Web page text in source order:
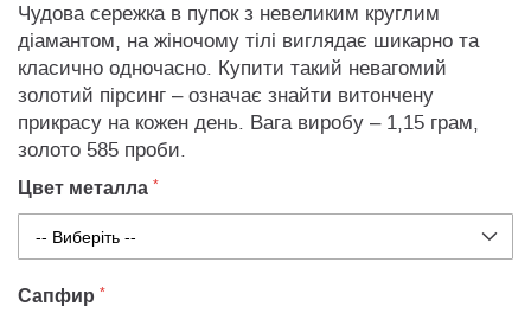
Чудова сережка в пупок з невеликим круглим
діамантом, на жіночому тілі виглядає шикарно та
класично одночасно. Купити такий невагомий
золотий пірсинг – означає знайти витончену
прикрасу на кожен день. Вага виробу – 1,15 грам,
золото 585 проби.
Цвет металла
Сапфир